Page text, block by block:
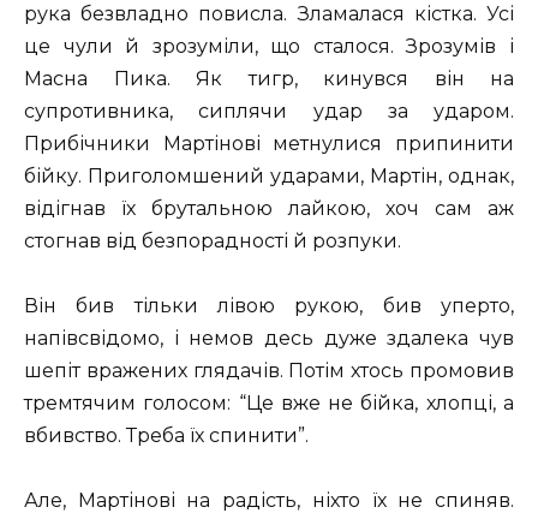
рука безвладно повисла. Зламалася кістка. Усі
це чули й зрозуміли, що сталося. Зрозумів і
Масна Пика. Як тигр, кинувся він на
супротивника, сиплячи удар за ударом.
Прибічники Мартінові метнулися припинити
бійку. Приголомшений ударами, Мартін, однак,
відігнав їх брутальною лайкою, хоч сам аж
стогнав від безпорадності й розпуки.
Він бив тільки лівою рукою, бив уперто,
напівсвідомо, і немов десь дуже здалека чув
шепіт вражених глядачів. Потім хтось промовив
тремтячим голосом: “Це вже не бійка, хлопці, а
вбивство. Треба їх спинити”.
Але, Мартінові на радість, ніхто їх не спиняв.